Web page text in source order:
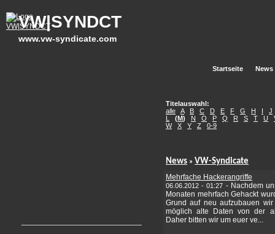
VW|SYNDCT
www.vw-syndicate.com
Startseite News
Titelauswahl:
alle
A B C D E F G H I
J
L
(M) N O P Q R S T U
W
X Y Z 0-9
News » VW-Syndicate
Mehrfache Hackerangriffe
06.06.2012 - 01:27 - Nachdem
Monaten mehrfach Gehackt
Grund auf neu aufzubauen
möglich alte Daten von der
Daher bitten wir um euer ve...